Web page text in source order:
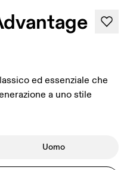
ed essenziale che
a uno stile
Uomo